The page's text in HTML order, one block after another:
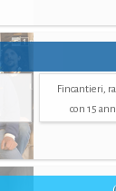
Fincantieri,
con 15